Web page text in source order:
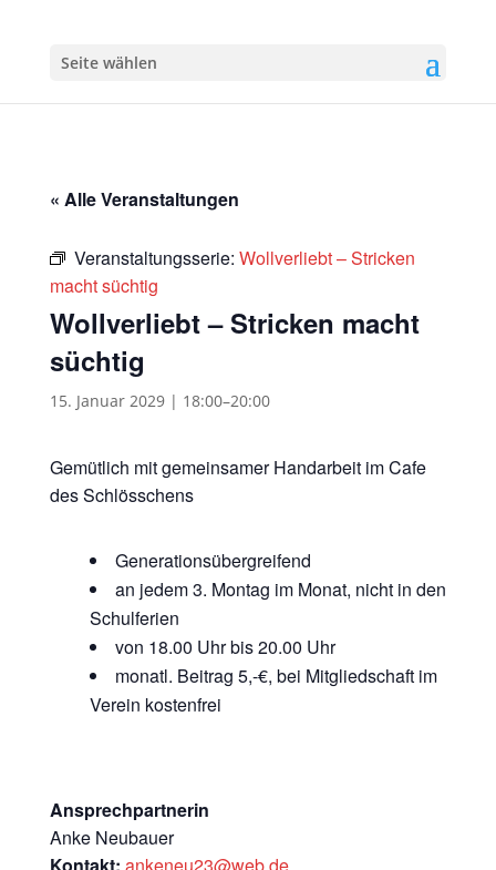
Seite wählen
« Alle Veranstaltungen
Veranstaltungsserie: Wollverliebt – Stricken
macht süchtig
Wollverliebt – Stricken macht
süchtig
15. Januar 2029 | 18:00–20:00
Gemütlich mit gemeinsamer Handarbeit im Cafe
des Schlösschens
Generationsübergreifend
an jedem 3. Montag im Monat, nicht in den
Schulferien
von 18.00 Uhr bis 20.00 Uhr
monatl. Beitrag 5,-€, bei Mitgliedschaft im
Verein kostenfrei
Ansprechpartnerin
Anke Neubauer